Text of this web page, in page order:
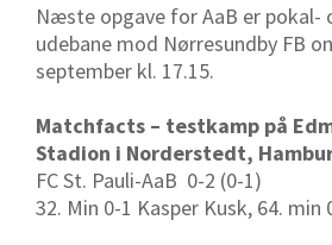
Næste opgave for AaB er pokal-
udebane mod Nørresundby FB
september kl. 17.15.
Matchfacts – testkamp på
Stadion i Norderstedt,
FC St. Pauli-AaB 0-2 (0-1)
32. Min 0-1 Kasper Kusk, 64. min